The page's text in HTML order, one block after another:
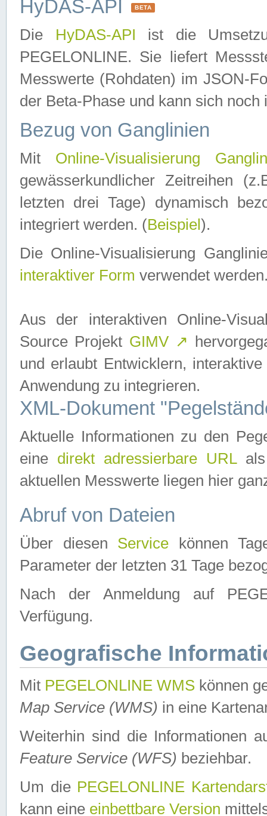
HyDAS-API BETA
Die HyDAS-API ist die
PEGELONLINE. Sie liefert
Messwerte (Rohdaten) im JSON-
der Beta-Phase und kann sich noch
Bezug von Ganglinien
Mit Online-Visualisierung
gewässerkundlicher Zeitreihen
letzten drei Tage) dynamisch
integriert werden. (Beispiel ).
Die Online-Visualisierung
interaktiver Form verwendet
Aus der interaktiven Online-
Source Projekt GIMV ↗
und erlaubt Entwicklern,
Anwendung zu integrieren.
XML-Dokument
Aktuelle Informationen zu den
eine direkt adressierbare URLals
aktuellen Messwerte liegen hier
Abruf von Dateien
Über diesen Service können
Parameter der letzten 31 Tage
Nach der Anmeldung auf
Verfügung.
Geografische
Mit PEGELONLINE WMS können
Map Service (WMS) in eine
Weiterhin sind die Informationen
Feature Service (WFS) beziehbar.
Um die PEGELONLINE
kann eine einbettbare Version